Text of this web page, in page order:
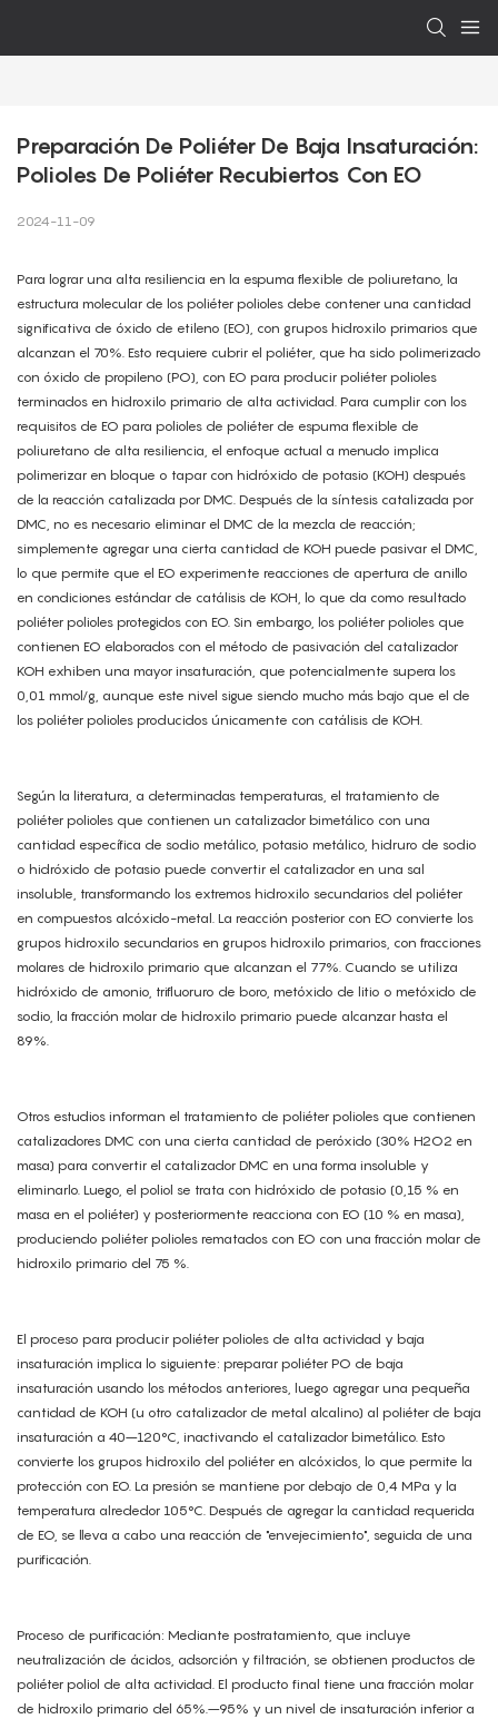
Preparación De Poliéter De Baja Insaturación:
Polioles De Poliéter Recubiertos Con EO
2024-11-09
Para lograr una alta resiliencia en la espuma flexible de poliuretano, la
estructura molecular de los poliéter polioles debe contener una cantidad
significativa de óxido de etileno (EO), con grupos hidroxilo primarios que
alcanzan el 70%. Esto requiere cubrir el poliéter, que ha sido polimerizado
con óxido de propileno (PO), con EO para producir poliéter polioles
terminados en hidroxilo primario de alta actividad. Para cumplir con los
requisitos de EO para polioles de poliéter de espuma flexible de
poliuretano de alta resiliencia, el enfoque actual a menudo implica
polimerizar en bloque o tapar con hidróxido de potasio (KOH) después
de la reacción catalizada por DMC. Después de la síntesis catalizada por
DMC, no es necesario eliminar el DMC de la mezcla de reacción;
simplemente agregar una cierta cantidad de KOH puede pasivar el DMC,
lo que permite que el EO experimente reacciones de apertura de anillo
en condiciones estándar de catálisis de KOH, lo que da como resultado
poliéter polioles protegidos con EO. Sin embargo, los poliéter polioles que
contienen EO elaborados con el método de pasivación del catalizador
KOH exhiben una mayor insaturación, que potencialmente supera los
0,01 mmol/g, aunque este nivel sigue siendo mucho más bajo que el de
los poliéter polioles producidos únicamente con catálisis de KOH.
Según la literatura, a determinadas temperaturas, el tratamiento de
poliéter polioles que contienen un catalizador bimetálico con una
cantidad específica de sodio metálico, potasio metálico, hidruro de sodio
o hidróxido de potasio puede convertir el catalizador en una sal
insoluble, transformando los extremos hidroxilo secundarios del poliéter
en compuestos alcóxido-metal. La reacción posterior con EO convierte los
grupos hidroxilo secundarios en grupos hidroxilo primarios, con fracciones
molares de hidroxilo primario que alcanzan el 77%. Cuando se utiliza
hidróxido de amonio, trifluoruro de boro, metóxido de litio o metóxido de
sodio, la fracción molar de hidroxilo primario puede alcanzar hasta el
89%.
Otros estudios informan el tratamiento de poliéter polioles que contienen
catalizadores DMC con una cierta cantidad de peróxido (30% H2O2 en
masa) para convertir el catalizador DMC en una forma insoluble y
eliminarlo. Luego, el poliol se trata con hidróxido de potasio (0,15 % en
masa en el poliéter) y posteriormente reacciona con EO (10 % en masa),
produciendo poliéter polioles rematados con EO con una fracción molar de
hidroxilo primario del 75 %.
El proceso para producir poliéter polioles de alta actividad y baja
insaturación implica lo siguiente: preparar poliéter PO de baja
insaturación usando los métodos anteriores, luego agregar una pequeña
cantidad de KOH (u otro catalizador de metal alcalino) al poliéter de baja
insaturación a 40–120°C, inactivando el catalizador bimetálico. Esto
convierte los grupos hidroxilo del poliéter en alcóxidos, lo que permite la
protección con EO. La presión se mantiene por debajo de 0,4 MPa y la
temperatura alrededor 105°C. Después de agregar la cantidad requerida
de EO, se lleva a cabo una reacción de "envejecimiento", seguida de una
purificación.
Proceso de purificación: Mediante postratamiento, que incluye
neutralización de ácidos, adsorción y filtración, se obtienen productos de
poliéter poliol de alta actividad. El producto final tiene una fracción molar
de hidroxilo primario del 65%.–95% y un nivel de insaturación inferior a